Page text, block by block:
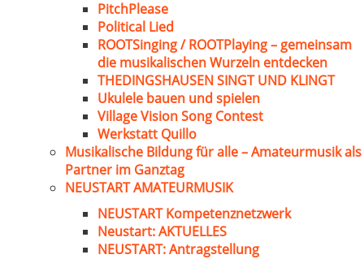
PitchPlease
Political Lied
ROOTSinging / ROOTPlaying – gemeinsam
die musikalischen Wurzeln entdecken
THEDINGSHAUSEN SINGT UND KLINGT
Ukulele bauen und spielen
Village Vision Song Contest
Werkstatt Quillo
Musikalische Bildung für alle – Amateurmusik als
Partner im Ganztag
NEUSTART AMATEURMUSIK
NEUSTART Kompetenznetzwerk
Neustart: AKTUELLES
NEUSTART: Antragstellung